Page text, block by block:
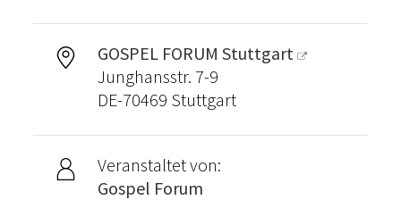
GOSPEL FORUM Stuttgart
Junghansstr. 7-9
DE-70469 Stuttgart
Veranstaltet von:
Gospel Forum